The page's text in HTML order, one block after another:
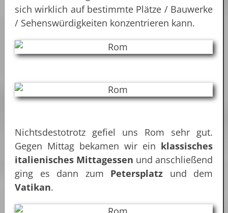
sich wirklich auf bestimmte Plätze / Bauwerke
/ Sehenswürdigkeiten konzentrieren kann.
Nichtsdestotrotz gefiel uns Rom sehr gut.
Gegen Mittag bekamen wir ein klassisches
italienisches Mittagessen und anschließend
ging es dann zum Petersplatz und dem
Vatikan.